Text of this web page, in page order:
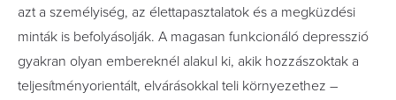
azt a személyiség, az élettapasztalatok és a megküzdési
minták is befolyásolják. A magasan funkcionáló depresszió
gyakran olyan embereknél alakul ki, akik hozzászoktak a
teljesítményorientált, elvárásokkal teli környezethez –